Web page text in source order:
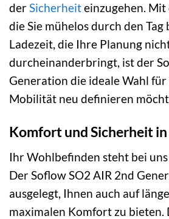
derSicherheiteinzugehen.
die Sie mühelos durch den
Ladezeit, die Ihre Planung
durcheinanderbringt, ist der
Generation die ideale Wahl
Mobilität neu definieren
Komfort und Sicherheit
Ihr Wohlbefinden steht bei uns
Der Soflow SO2 AIR 2nd
ausgelegt, Ihnen auch auf
maximalen Komfort zu bieten.